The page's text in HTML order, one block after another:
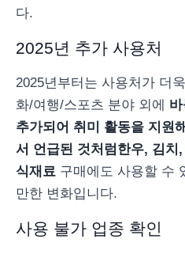
다.
2025년 추가 사용처
2025년부터는 사용처가 더
화/여행/스포츠 분야 외에
추가되어 취미 활동을 지원
서 언급된 것처럼 한우, 김치
식재료 구매에도 사용할 수
만한 변화입니다.
사용 불가 업종 확인